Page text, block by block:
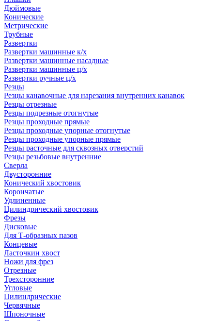
Дюймовые
Конические
Метрические
Трубные
Развертки
Развертки машинные к/х
Развертки машинные насадные
Развертки машинные ц/х
Развертки ручные ц/х
Резцы
Резцы канавочные для нарезания внутренних канавок
Резцы отрезные
Резцы подрезные отогнутые
Резцы проходные прямые
Резцы проходные упорные отогнутые
Резцы проходные упорные прямые
Резцы расточные для сквозных отверстий
Резцы резьбовые внутренние
Сверла
Двусторонние
Конический хвостовик
Корончатые
Удлиненные
Цилиндрический хвостовик
Фрезы
Дисковые
Для Т-образных пазов
Концевые
Ласточкин хвост
Ножи для фрез
Отрезные
Трехсторонние
Угловые
Цилиндрические
Червячные
Шпоночные